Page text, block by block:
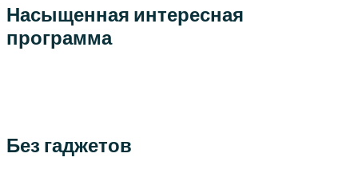
Насыщенная интересная
программа
Без гаджетов